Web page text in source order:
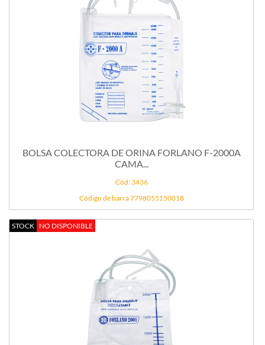
BOLSA COLECTORA DE ORINA FORLANO F-2000A
CAMA...
Cód: 3436
Código de barra 7798055150018
STOCK NO DISPONIBLE